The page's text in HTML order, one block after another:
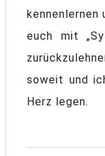
euch mit
soweit und
Herz legen.